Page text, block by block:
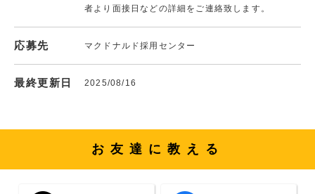
者より面接日などの詳細をご連絡致します。
応募先 マクドナルド採用センター
最終更新日 2025/08/16
お友達に教える